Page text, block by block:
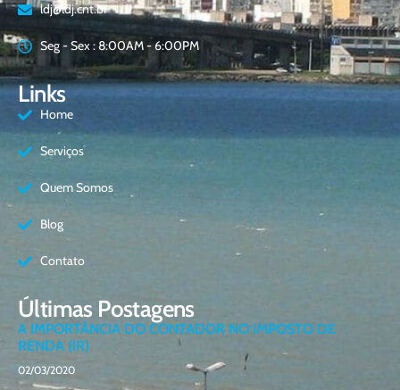
ldj@ldj.cnt.br
Seg - Sex : 8:00AM - 6:00PM
Links
Home
Serviços
Quem Somos
Blog
Contato
Últimas Postagens
A IMPORTÂNCIA DO CONTADOR NO IMPOSTO DE
RENDA (IR)
02/03/2020